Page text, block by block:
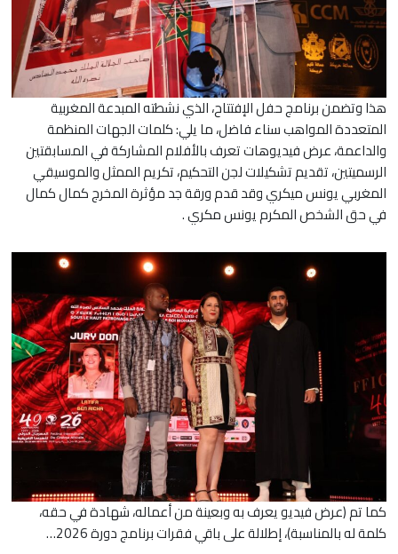
هذا وتضمن برنامج حفل الإفتتاح، الذي نشطته المبدعة المغربية
المتعددة المواهب سناء فاضل، ما يلي: كلمات الجهات المنظمة
والداعمة، عرض فيديوهات تعرف بالأفلام المشاركة في المسابقتين
الرسميتين، تقديم تشكيلات لجن التحكيم، تكريم الممثل والموسيقي
المغربي يونس ميكري وقد قدم ورقة جد مؤثرة المخرج كمال كمال
في حق الشخص المكرم يونس مكري .
كما تم (عرض فيديو يعرف به وبعينة من أعماله، شهادة في حقه،
كلمة له بالمناسبة)، إطلالة على باقي فقرات برنامج دورة 2026…